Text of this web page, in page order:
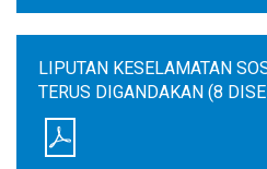
LIPUTAN KESELAMATAN
TERUS DIGANDAKAN (8